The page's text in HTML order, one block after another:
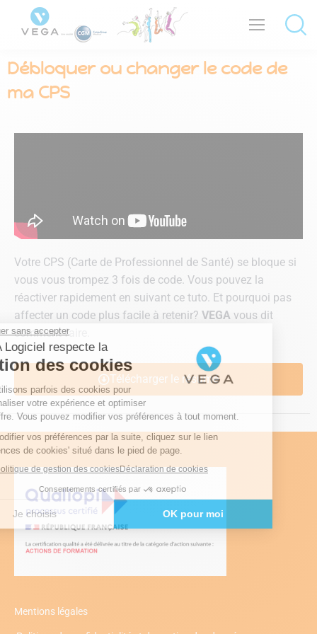
Débloquer ou changer le code de
ma CPS
Votre CPS (Carte de Professionnel de Santé) se bloque si
vous vous trompez 3 fois de code. Vous pouvez la
réactiver rapidement en suivant ce tuto. Et pourquoi pas
affecter un code plus facile à retenir? VEGA vous dit
comment faire.
Télécharger le résumé
Mentions légales